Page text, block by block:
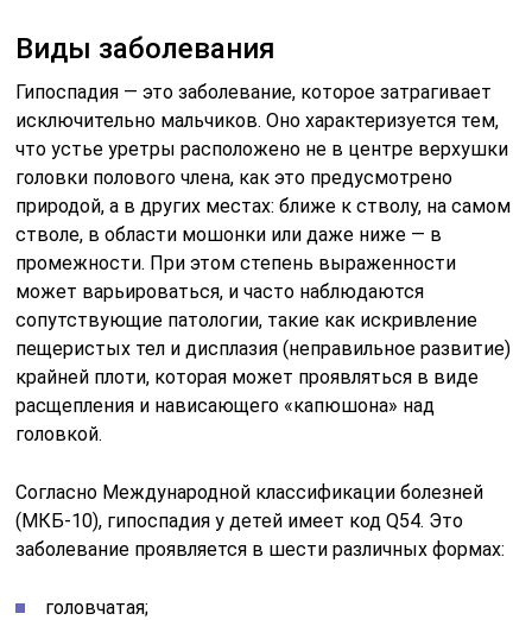
Виды заболевания
Гипоспадия — это заболевание, которое затрагивает
исключительно мальчиков. Оно характеризуется тем,
что устье уретры расположено не в центре верхушки
головки полового члена, как это предусмотрено
природой, а в других местах: ближе к стволу, на самом
стволе, в области мошонки или даже ниже — в
промежности. При этом степень выраженности
может варьироваться, и часто наблюдаются
сопутствующие патологии, такие как искривление
пещеристых тел и дисплазия (неправильное развитие)
крайней плоти, которая может проявляться в виде
расщепления и нависающего «капюшона» над
головкой.
Согласно Международной классификации болезней
(МКБ-10), гипоспадия у детей имеет код Q54. Это
заболевание проявляется в шести различных формах:
головчатая;